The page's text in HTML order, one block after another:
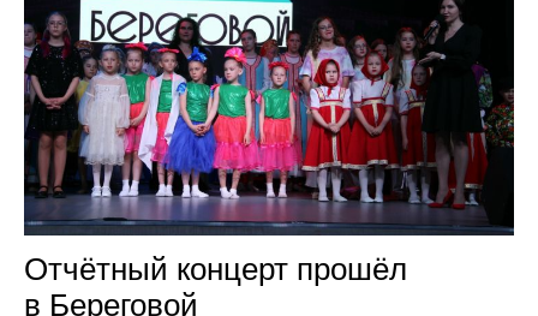
Отчётный концерт прошёл
в Береговой